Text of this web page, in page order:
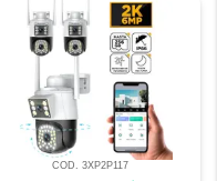
COD. 3XP2P117